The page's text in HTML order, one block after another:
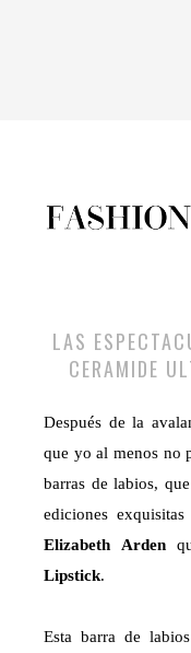
LAS
CERAMIDE
Después de la
que yo al menos no
barras de labios,
ediciones
Elizabeth Arden
Lipstick.
Esta barra de